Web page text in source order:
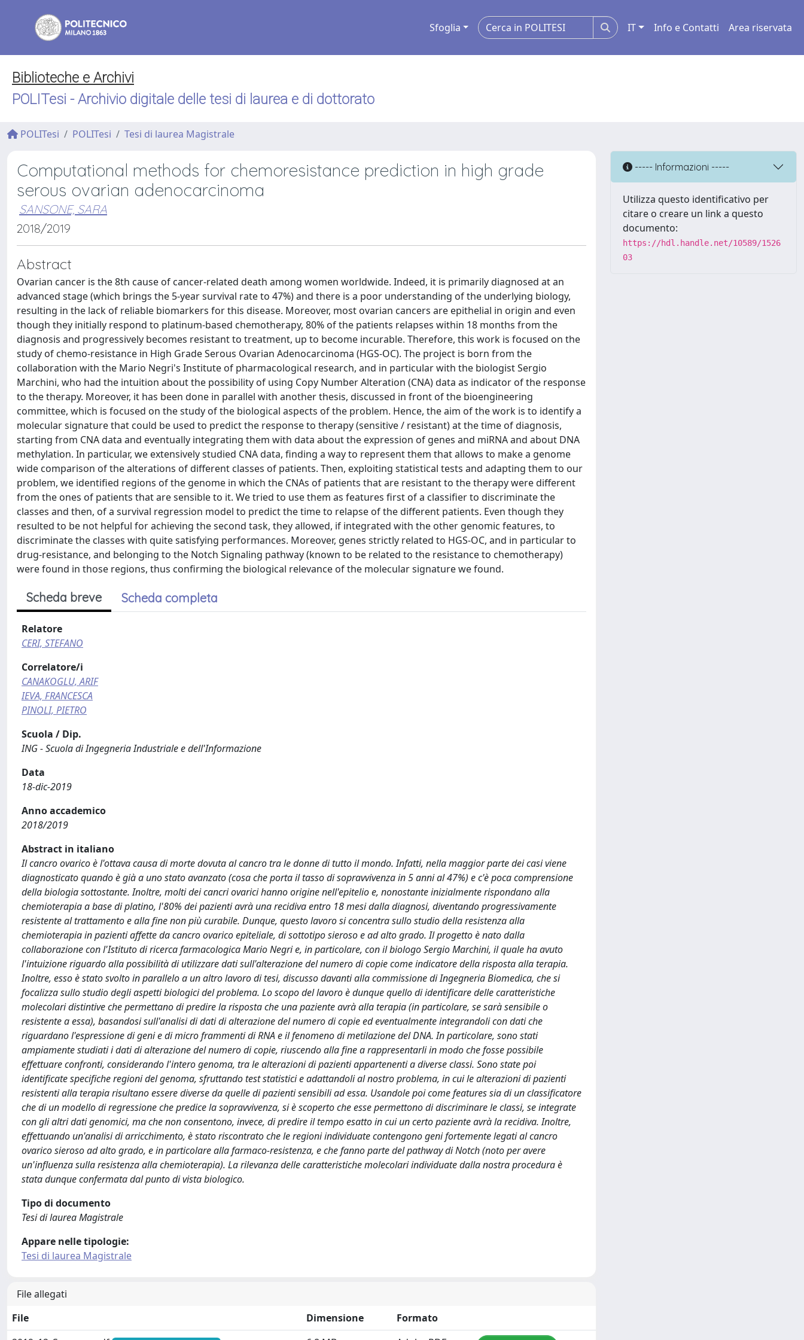
Sfoglia IT Info e Contatti Area riservata
Biblioteche e Archivi
POLITesi - Archivio digitale delle tesi di laurea e di dottorato
POLITesi POLITesi Tesi di laurea Magistrale
Computational methods for chemoresistance prediction in high grade
serous ovarian adenocarcinoma
SANSONE, SARA
2018/2019
Abstract
Ovarian cancer is the 8th cause of cancer-related death among women worldwide. Indeed, it is primarily diagnosed at an
advanced stage (which brings the 5-year survival rate to 47%) and there is a poor understanding of the underlying biology,
resulting in the lack of reliable biomarkers for this disease. Moreover, most ovarian cancers are epithelial in origin and even
though they initially respond to platinum-based chemotherapy, 80% of the patients relapses within 18 months from the
diagnosis and progressively becomes resistant to treatment, up to become incurable. Therefore, this work is focused on the
study of chemo-resistance in High Grade Serous Ovarian Adenocarcinoma (HGS-OC). The project is born from the
collaboration with the Mario Negri's Institute of pharmacological research, and in particular with the biologist Sergio
Marchini, who had the intuition about the possibility of using Copy Number Alteration (CNA) data as indicator of the response
to the therapy. Moreover, it has been done in parallel with another thesis, discussed in front of the bioengineering
committee, which is focused on the study of the biological aspects of the problem. Hence, the aim of the work is to identify a
molecular signature that could be used to predict the response to therapy (sensitive / resistant) at the time of diagnosis,
starting from CNA data and eventually integrating them with data about the expression of genes and miRNA and about DNA
methylation. In particular, we extensively studied CNA data, finding a way to represent them that allows to make a genome
wide comparison of the alterations of different classes of patients. Then, exploiting statistical tests and adapting them to our
problem, we identified regions of the genome in which the CNAs of patients that are resistant to the therapy were different
from the ones of patients that are sensible to it. We tried to use them as features first of a classifier to discriminate the
classes and then, of a survival regression model to predict the time to relapse of the different patients. Even though they
resulted to be not helpful for achieving the second task, they allowed, if integrated with the other genomic features, to
discriminate the classes with quite satisfying performances. Moreover, genes strictly related to HGS-OC, and in particular to
drug-resistance, and belonging to the Notch Signaling pathway (known to be related to the resistance to chemotherapy)
were found in those regions, thus confirming the biological relevance of the molecular signature we found.
Scheda breve Scheda completa
Relatore
CERI, STEFANO
Correlatore/i
CANAKOGLU, ARIF
IEVA, FRANCESCA
PINOLI, PIETRO
Scuola / Dip.
ING - Scuola di Ingegneria Industriale e dell'Informazione
Data
18-dic-2019
Anno accademico
2018/2019
Abstract in italiano
Il cancro ovarico è l'ottava causa di morte dovuta al cancro tra le donne di tutto il mondo. Infatti, nella maggior parte dei casi viene
diagnosticato quando è già a uno stato avanzato (cosa che porta il tasso di sopravvivenza in 5 anni al 47%) e c'è poca comprensione
della biologia sottostante. Inoltre, molti dei cancri ovarici hanno origine nell'epitelio e, nonostante inizialmente rispondano alla
chemioterapia a base di platino, l'80% dei pazienti avrà una recidiva entro 18 mesi dalla diagnosi, diventando progressivamente
resistente al trattamento e alla fine non più curabile. Dunque, questo lavoro si concentra sullo studio della resistenza alla
chemioterapia in pazienti affette da cancro ovarico epiteliale, di sottotipo sieroso e ad alto grado. Il progetto è nato dalla
collaborazione con l'Istituto di ricerca farmacologica Mario Negri e, in particolare, con il biologo Sergio Marchini, il quale ha avuto
l'intuizione riguardo alla possibilità di utilizzare dati sull'alterazione del numero di copie come indicatore della risposta alla terapia.
Inoltre, esso è stato svolto in parallelo a un altro lavoro di tesi, discusso davanti alla commissione di Ingegneria Biomedica, che si
focalizza sullo studio degli aspetti biologici del problema. Lo scopo del lavoro è dunque quello di identificare delle caratteristiche
molecolari distintive che permettano di predire la risposta che una paziente avrà alla terapia (in particolare, se sarà sensibile o
resistente a essa), basandosi sull'analisi di dati di alterazione del numero di copie ed eventualmente integrandoli con dati che
riguardano l'espressione di geni e di micro frammenti di RNA e il fenomeno di metilazione del DNA. In particolare, sono stati
ampiamente studiati i dati di alterazione del numero di copie, riuscendo alla fine a rappresentarli in modo che fosse possibile
effettuare confronti, considerando l'intero genoma, tra le alterazioni di pazienti appartenenti a diverse classi. Sono state poi
identificate specifiche regioni del genoma, sfruttando test statistici e adattandoli al nostro problema, in cui le alterazioni di pazienti
resistenti alla terapia risultano essere diverse da quelle di pazienti sensibili ad essa. Usandole poi come features sia di un classificatore
che di un modello di regressione che predice la sopravvivenza, si è scoperto che esse permettono di discriminare le classi, se integrate
con gli altri dati genomici, ma che non consentono, invece, di predire il tempo esatto in cui un certo paziente avrà la recidiva. Inoltre,
effettuando un'analisi di arricchimento, è stato riscontrato che le regioni individuate contengono geni fortemente legati al cancro
ovarico sieroso ad alto grado, e in particolare alla farmaco-resistenza, e che fanno parte del pathway di Notch (noto per avere
un'influenza sulla resistenza alla chemioterapia). La rilevanza delle caratteristiche molecolari individuate dalla nostra procedura è
stata dunque confermata dal punto di vista biologico.
Tipo di documento
Tesi di laurea Magistrale
Appare nelle tipologie:
Tesi di laurea Magistrale
File allegati
File
Dimensione
Formato
----- Informazioni -----
Utilizza questo identificativo per
citare o creare un link a questo
documento:
https://hdl.handle.net/10589/1526
03